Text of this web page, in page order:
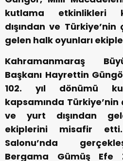
kutlama etkinlikleri
dışından ve
gelen halk oyunları
Kahramanmaraş
Başkanı Hayrettin
102. yıl dönümü
kapsamında
ve yurt dışından
ekiplerini misafir
Salonu’nda
Bergama Gümüş Efe